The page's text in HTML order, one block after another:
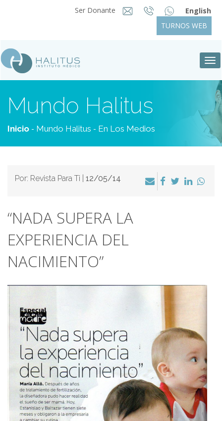
Ser Donante
English
TURNOS WEB
Mundo Halitus
Inicio - Mundo Halitus - En Los Medios
Por: Revista Para Ti | 12/05/14
“NADA SUPERA LA
EXPERIENCIA DEL
NACIMIENTO”